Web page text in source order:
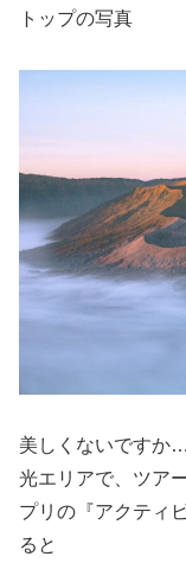
トップの写真
美しくないですか
光エリアで、ツア
プリの『アクティ
ると